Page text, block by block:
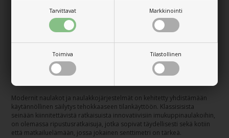
Tarvittavat Markkinointi
Toimiva Tilastollinen
€
Naulakot, jotka luovat järjestystä pienissä
tiloissa
Modernit naulakot ja naulakkojärjestelmät on kehitetty yhdistämään
käytännöllinen säilytys tehokkaaseen tilankäyttöön. Klassisisista
seinään kiinnitettävistä ratkaisuista innovatiivisiin imukuppinaulakoihin,
on olemassa ripustusratkaisuja, jotka sopivat täydellisesti sekä kotiin
että matkailuelämään, jossa jokainen senttimetri on tärkeä.